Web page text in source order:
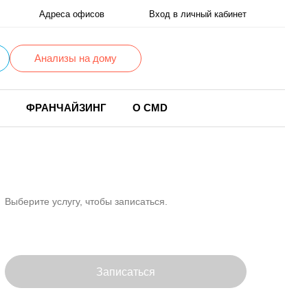
Адреса офисов Вход в личный кабинет
Анализы на дому
ФРАНЧАЙЗИНГ О CMD
Выберите услугу, чтобы записаться.
Записаться